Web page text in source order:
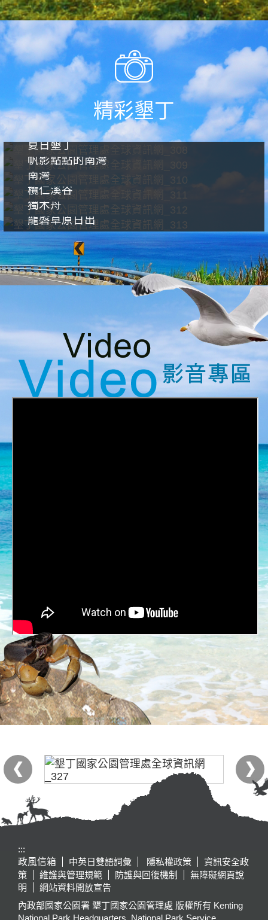
精彩墾丁
夏日墾丁
帆影點點的南灣
南灣
欖仁溪谷
獨木舟
龍磐草原日出
:::
政風信箱
中英日雙語詞彙 隱私權政策
資訊安全政
策
維護與管理規範 防護與回復機制
無障礙網頁說
明
網站資料開放宣告
內政部國家公園署 墾丁國家公園管理處 版權所有 Kenting
National Park Headquarters, National Park Service,